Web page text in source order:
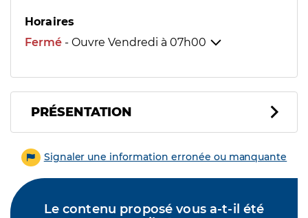
Horaires
Fermé - Ouvre Vendredi à 07h00
PRÉSENTATION
Signaler une information erronée ou manquante
Le contenu proposé vous a-t-il été